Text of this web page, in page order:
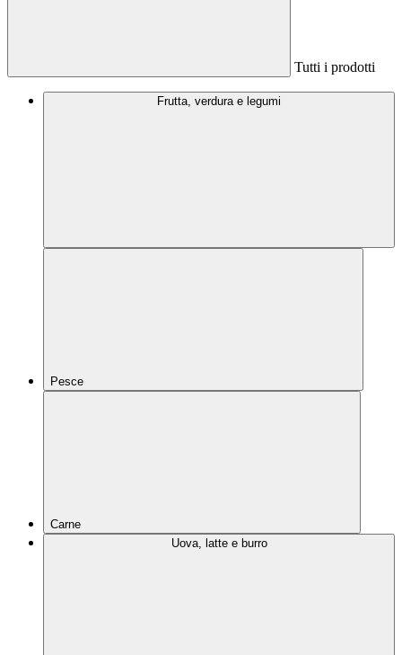
Tutti i prodotti
Frutta, verdura e legumi
Pesce
Carne
Uova, latte e burro